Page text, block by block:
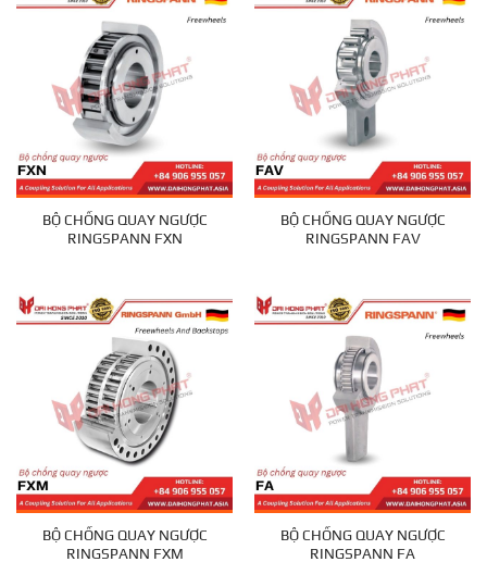
BỘ CHỐNG QUAY NGƯỢC
RINGSPANN FXN
BỘ CHỐNG QUAY NGƯỢC
RINGSPANN FAV
BỘ CHỐNG QUAY NGƯỢC
RINGSPANN FXM
BỘ CHỐNG QUAY NGƯỢC
RINGSPANN FA